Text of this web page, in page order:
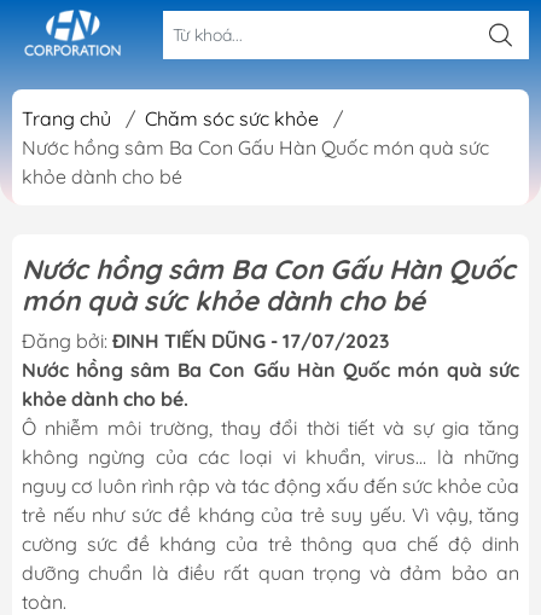
Trang chủ / Chăm sóc sức khỏe
/
Nước hồng sâm Ba Con Gấu Hàn Quốc món quà sức
khỏe dành cho bé
Nước hồng sâm Ba Con Gấu Hàn Quốc
món quà sức khỏe dành cho bé
Đăng bởi: ĐINH TIẾN DŨNG - 17/07/2023
Nước hồng sâm Ba Con Gấu Hàn Quốc món quà sức
khỏe dành cho bé.
Ô nhiễm môi trường, thay đổi thời tiết và sự gia tăng
không ngừng của các loại vi khuẩn, virus… là những
nguy cơ luôn rình rập và tác động xấu đến sức khỏe của
trẻ nếu như sức đề kháng của trẻ suy yếu. Vì vậy, tăng
cường sức đề kháng của trẻ thông qua chế độ dinh
dưỡng chuẩn là điều rất quan trọng và đảm bảo an
toàn.